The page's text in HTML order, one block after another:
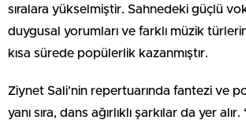
sıralara yükselmiştir. Sahnedeki güçlü
duygusal yorumları ve farklı müzik
kısa sürede popülerlik kazanmıştır.
Ziynet Sali’nin repertuarında fantezi ve
yanı sıra, dans ağırlıklı şarkılar da yer